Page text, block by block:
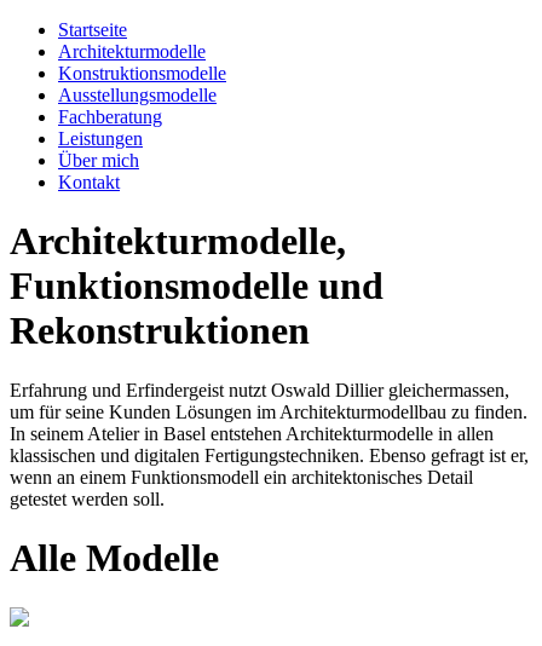
Startseite
Architekturmodelle
Konstruktionsmodelle
Ausstellungsmodelle
Fachberatung
Leistungen
Über mich
Kontakt
Architekturmodelle,
Funktionsmodelle und
Rekonstruktionen
Erfahrung und Erfindergeist nutzt Oswald Dillier gleichermassen,
um für seine Kunden Lösungen im Architekturmodellbau zu finden.
In seinem Atelier in Basel entstehen Architekturmodelle in allen
klassischen und digitalen Fertigungstechniken. Ebenso gefragt ist er,
wenn an einem Funktionsmodell ein architektonisches Detail
getestet werden soll.
Alle Modelle